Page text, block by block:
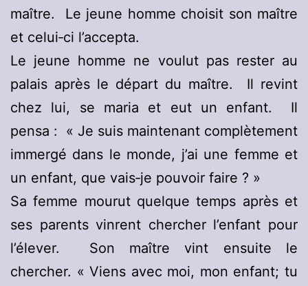
maître. Le jeune homme choisit son maître
et celui‑ci l’accepta.
Le jeune homme ne voulut pas rester au
palais après le départ du maître. Il revint
chez lui, se maria et eut un enfant. Il
pensa : « Je suis maintenant complètement
immergé dans le monde, j’ai une femme et
un enfant, que vais‑je pouvoir faire ? »
Sa femme mourut quelque temps après et
ses parents vinrent chercher l’enfant pour
l’élever. Son maître vint ensuite le
chercher. « Viens avec moi, mon enfant; tu